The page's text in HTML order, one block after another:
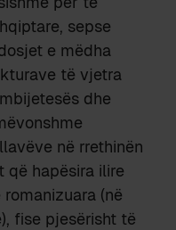
sepse
e mëdha
të vjetra
dhe
në rrethinën
që hapësira ilire
(në
fise pjesërisht të